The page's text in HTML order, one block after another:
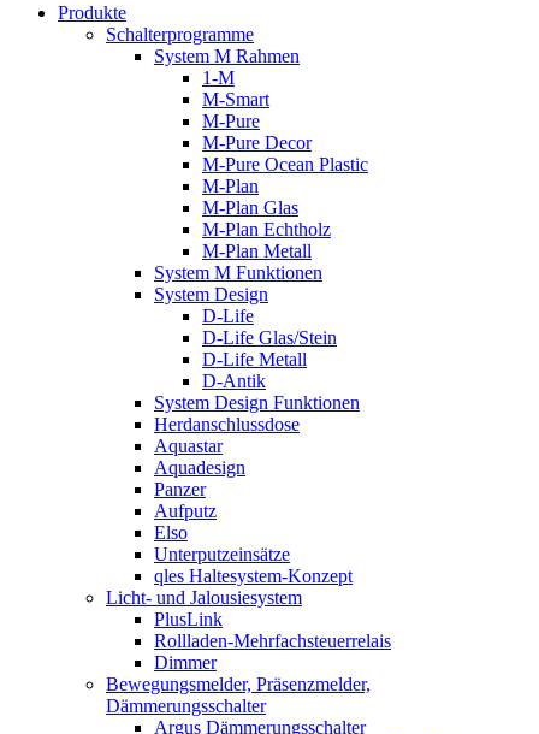
Produkte
Schalterprogramme
System M Rahmen
1-M
M-Smart
M-Pure
M-Pure Decor
M-Pure Ocean Plastic
M-Plan
M-Plan Glas
M-Plan Echtholz
M-Plan Metall
System M Funktionen
System Design
D-Life
D-Life Glas/Stein
D-Life Metall
D-Antik
System Design Funktionen
Herdanschlussdose
Aquastar
Aquadesign
Panzer
Aufputz
Elso
Unterputzeinsätze
qles Haltesystem-Konzept
Licht- und Jalousiesystem
PlusLink
Rollladen-Mehrfachsteuerrelais
Dimmer
Bewegungsmelder, Präsenzmelder,
Dämmerungsschalter
Argus Dämmerungsschalter